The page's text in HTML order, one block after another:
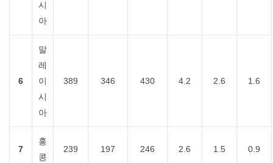
시
아
6
말
레
이
시
아
389 346 430 4.2 2.6 1.6
7
홍
콩
239 197 246 2.6 1.5 0.9